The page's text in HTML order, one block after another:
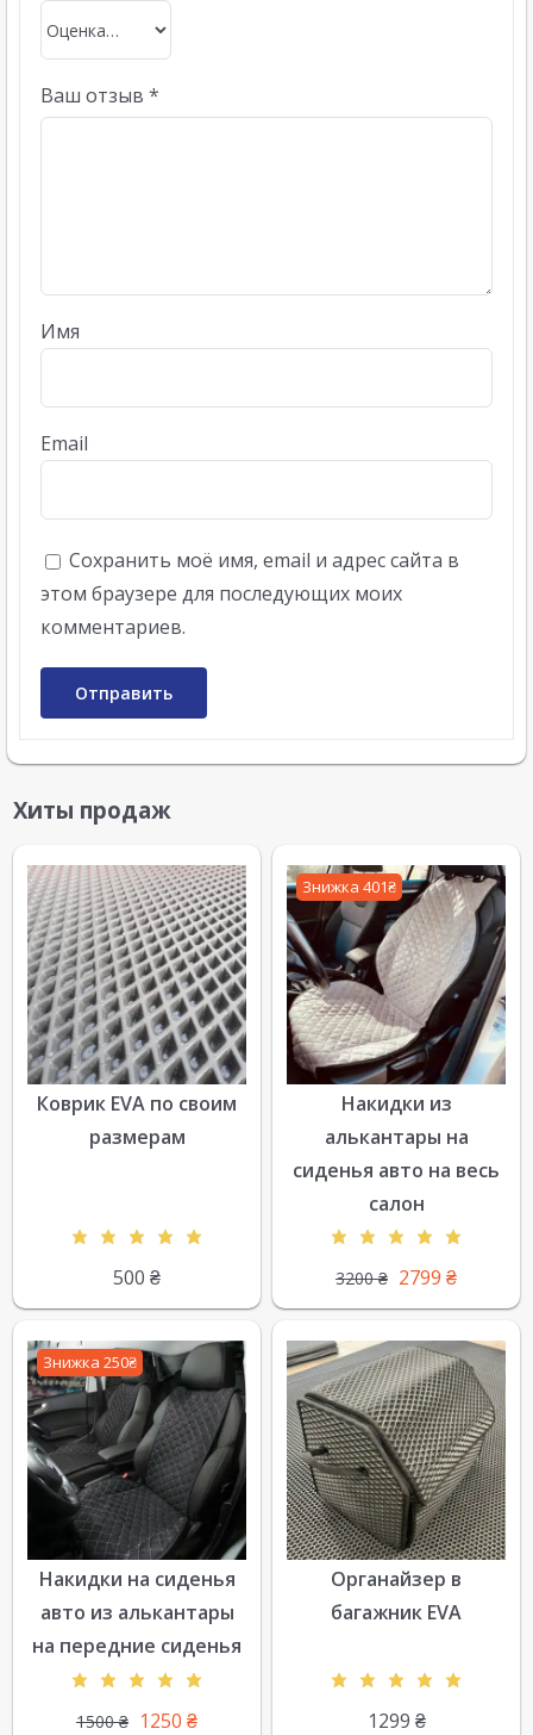
Ваш отзыв *
Имя
Email
Сохранить моё имя, email и адрес сайта в
этом браузере для последующих моих
комментариев.
Хиты продаж
Коврик EVA по своим
размерам
500 ₴
Знижка 401₴
Накидки из
алькантары на
сиденья авто на весь
салон
3200₴ 2799 ₴
Знижка 250₴
Накидки на сиденья
авто из алькантары
на передние сиденья
1500₴ 1250 ₴
Органайзер в
багажник EVA
1299 ₴